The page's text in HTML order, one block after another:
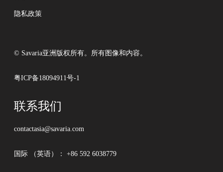
隐私政策
© Savaria亚洲版权所有。所有图像和内容。
粤ICP备18094911号-1
联系我们
contactasia@savaria.com
国际 （英语）： +86 592 6038779